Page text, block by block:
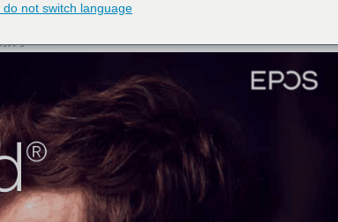
力保護,視訊設備,ActiveGard
do not switch language